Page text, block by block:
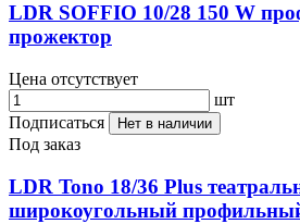
LDR SOFFIO 10/28 150 W
прожектор
Цена отсутствует
шт
Подписаться
Нет в наличии
Под заказ
LDR Tono 18/36 Plus
широкоугольный